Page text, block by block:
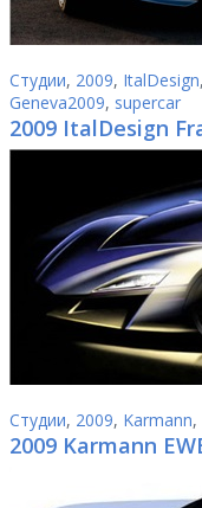
Студии, 2009, ItalDesign,
Geneva2009, supercar
2009 ItalDesign
Студии, 2009, Karmann,
2009 Karmann